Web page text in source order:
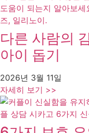
다른 사람의
아이 돕기
2026년 3월 11일
자세히 보기 >>